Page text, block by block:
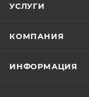
УСЛУГИ
КОМПАНИЯ
ИНФОРМАЦИЯ